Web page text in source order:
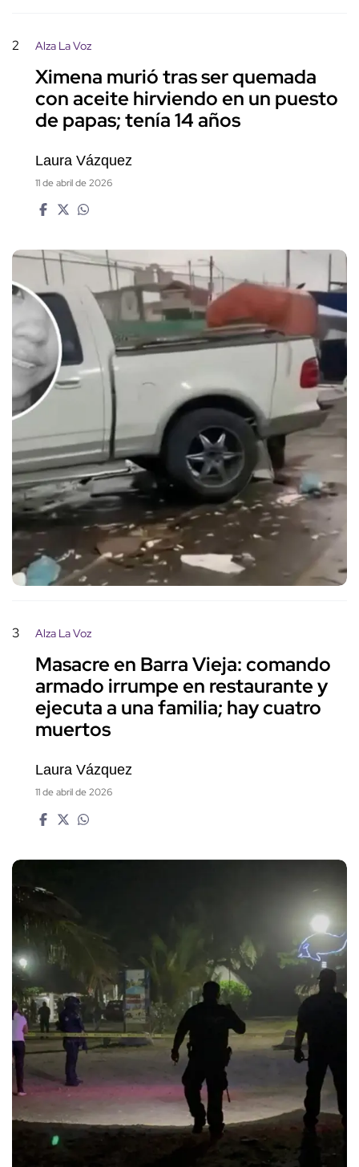
2 Alza La Voz
Ximena murió tras ser quemada
con aceite hirviendo en un puesto
de papas; tenía 14 años
Laura Vázquez
11 de abril de 2026
3 Alza La Voz
Masacre en Barra Vieja: comando
armado irrumpe en restaurante y
ejecuta a una familia; hay cuatro
muertos
Laura Vázquez
11 de abril de 2026